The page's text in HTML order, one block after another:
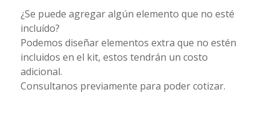
¿Se puede agregar algún elemento que no esté
incluído?
Podemos diseñar elementos extra que no estén
incluidos en el kit, estos tendrán un costo
adicional.
Consultanos previamente para poder cotizar.